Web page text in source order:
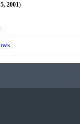
2001)